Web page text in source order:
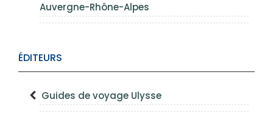
Auvergne-Rhône-Alpes
ÉDITEURS
Guides de voyage Ulysse